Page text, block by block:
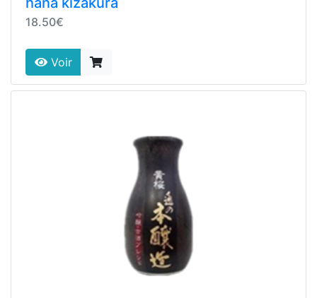
18.50€
Voir